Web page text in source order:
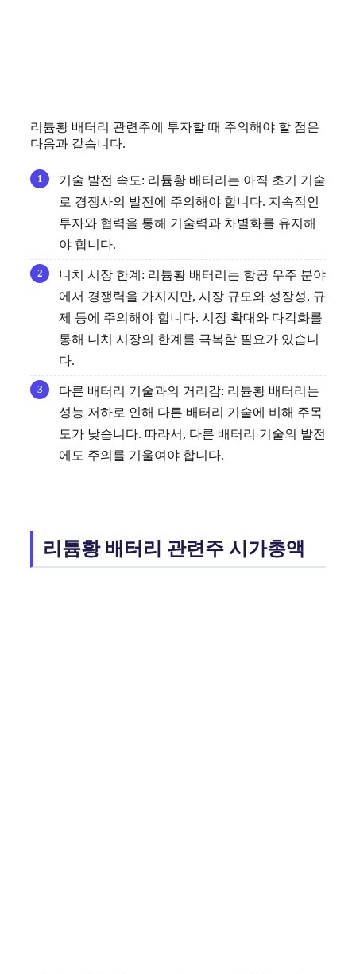
리튬황 배터리 관련주에 투자할 때 주의해야 할 점은
다음과 같습니다.
기술 발전 속도: 리튬황 배터리는 아직 초기 기술
로 경쟁사의 발전에 주의해야 합니다. 지속적인
투자와 협력을 통해 기술력과 차별화를 유지해
야 합니다.
니치 시장 한계: 리튬황 배터리는 항공 우주 분야
에서 경쟁력을 가지지만, 시장 규모와 성장성, 규
제 등에 주의해야 합니다. 시장 확대와 다각화를
통해 니치 시장의 한계를 극복할 필요가 있습니
다.
다른 배터리 기술과의 거리감: 리튬황 배터리는
성능 저하로 인해 다른 배터리 기술에 비해 주목
도가 낮습니다. 따라서, 다른 배터리 기술의 발전
에도 주의를 기울여야 합니다.
리튬황 배터리 관련주 시가총액